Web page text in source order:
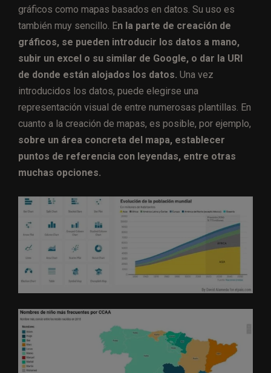
gráficos como mapas basados en datos. Su uso es
también muy sencillo. En la parte de creación de
gráficos, se pueden introducir los datos a mano,
subir un excel o su similar de Google, o dar la URl
de donde están alojados los datos. Una vez
introducidos los datos, puede elegirse una
representación visual de entre numerosas plantillas. En
cuanto a la creación de mapas, es posible, por ejemplo,
sobre un área concreta del mapa, establecer
puntos de referencia con leyendas, entre otras
muchas opciones.